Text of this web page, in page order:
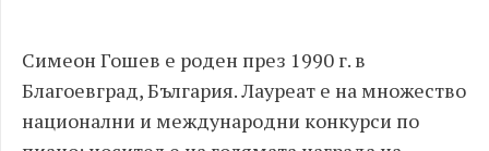
Симеон Гошев е роден през 1990 г. в
Благоевград, България. Лауреат е на множество
национални и международни конкурси по